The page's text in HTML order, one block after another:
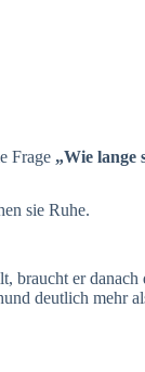
Frage „Wie lange
sie Ruhe.
braucht er danach
deutlich mehr